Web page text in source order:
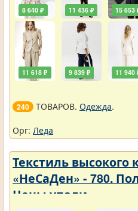
8 640 ₽
11 618 ₽
11 436 ₽
9 839 ₽
15 653
11 940
240 ТОВАРОВ. Одежда.
Орг: Леда
Текстиль высокого
«НеСаДен» - 780.
Цены упали